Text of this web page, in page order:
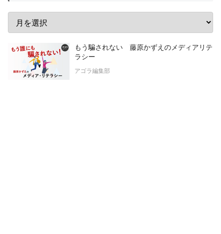
もう騙されない 藤原かずえのメディアリテ
ラシー
アゴラ編集部